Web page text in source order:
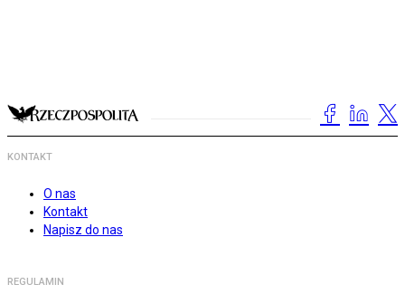
KONTAKT
O nas
Kontakt
Napisz do nas
REGULAMIN